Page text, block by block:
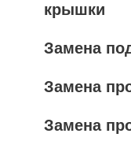
крышки
Замена
Замена
Замена